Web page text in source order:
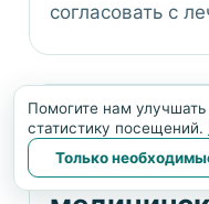
согласовать с
Запросить
Помогите нам
статистику посещений.
Только